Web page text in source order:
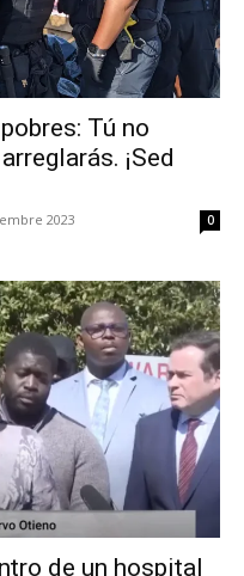
Tú no
¡Sed
2023 0
de un hospital